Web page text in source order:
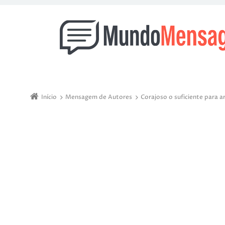
Início Mensagem de Autores Corajoso o suficiente para